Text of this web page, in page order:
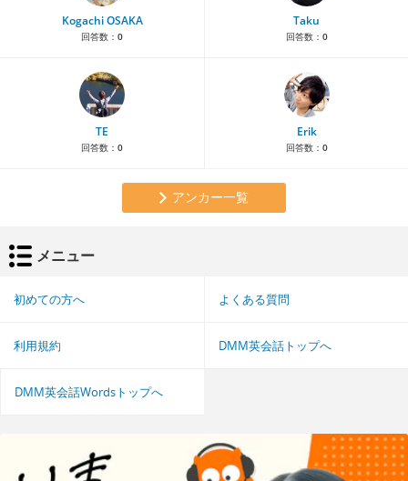
Kogachi OSAKA
回答数： 0
Taku
回答数： 0
TE
回答数： 0
Erik
回答数： 0
アンカー一覧
メニュー
初めての方へ よくある質問
利用規約 DMM英会話トップへ
DMM英会話Wordsトップへ